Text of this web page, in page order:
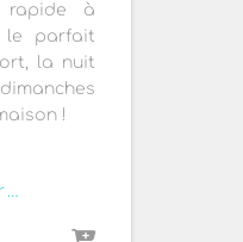
rapide à
le parfait
la nuit
!
…